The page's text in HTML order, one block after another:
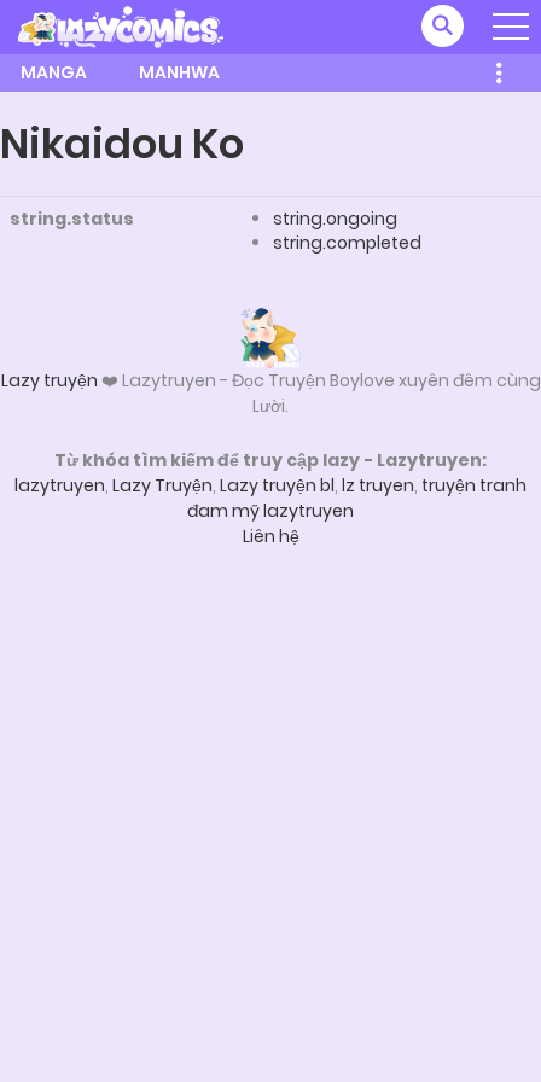
MANGA MANHWA
Nikaidou Ko
string.status
string.ongoing
string.completed
Lazy truyện ❤️ Lazytruyen - Đọc Truyện Boylove xuyên đêm cùng
Lười.
Từ khóa tìm kiếm để truy cập lazy - Lazytruyen:
lazytruyen, Lazy Truyện, Lazy truyện bl, lz truyen, truyện tranh
đam mỹ lazytruyen
Liên hệ